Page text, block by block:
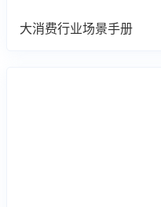
大消费行业场景手册